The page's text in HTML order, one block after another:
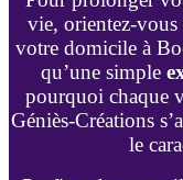
vie, orientez-vous
votre domicile à
qu’une simple
pourquoi chaque
Géniès-Créations
le